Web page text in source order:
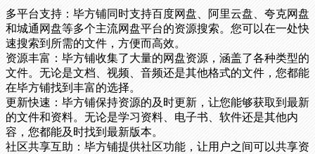
多平台支持：毕方铺同时支持百度网盘、阿里云盘、夸克网盘
和城通网盘等多个主流网盘平台的资源搜索。您可以在一处快
速搜索到所需的文件，方便而高效。
资源丰富：毕方铺收集了大量的网盘资源，涵盖了各种类型的
文件。无论是文档、视频、音频还是其他格式的文件，您都能
在毕方铺找到丰富的选择。
更新快速：毕方铺保持资源的及时更新，让您能够获取到最新
的文件和资料。无论是学习资料、电子书、软件还是其他内
容，您都能及时找到最新版本。
社区共享互助：毕方铺提供社区功能，让用户之间可以共享资